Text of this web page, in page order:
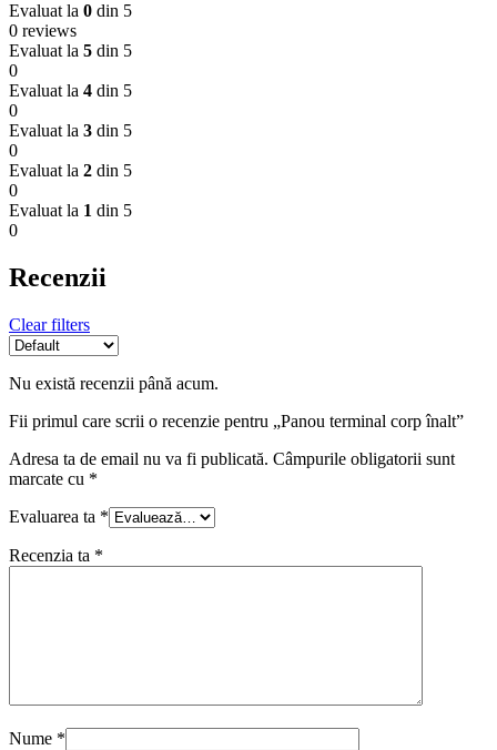
Evaluat la 0 din 5
0 reviews
Evaluat la 5 din 5
0
Evaluat la 4 din 5
0
Evaluat la 3 din 5
0
Evaluat la 2 din 5
0
Evaluat la 1 din 5
0
Recenzii
Clear filters
Nu există recenzii până acum.
Fii primul care scrii o recenzie pentru „Panou terminal corp înalt”
Adresa ta de email nu va fi publicată. Câmpurile obligatorii sunt
marcate cu *
Evaluarea ta *
Recenzia ta *
Nume *